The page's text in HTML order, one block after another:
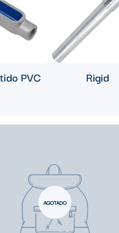
PVC Rigid
AGOTADO